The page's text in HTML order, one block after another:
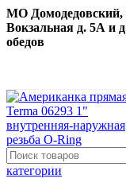
МО
Вокзальная д. 5А и
обедов
категории